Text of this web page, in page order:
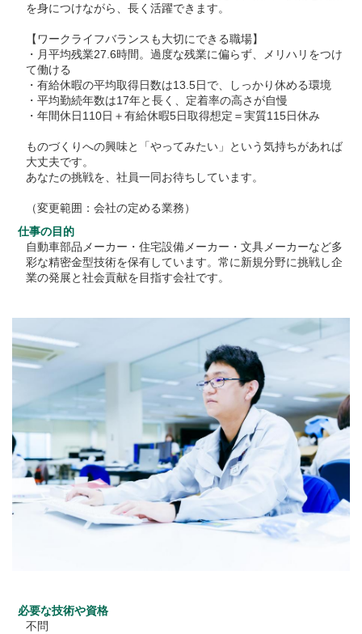
を身につけながら、長く活躍できます。
【ワークライフバランスも大切にできる職場】
・月平均残業27.6時間。過度な残業に偏らず、メリハリをつけ
て働ける
・有給休暇の平均取得日数は13.5日で、しっかり休める環境
・平均勤続年数は17年と長く、定着率の高さが自慢
・年間休日110日＋有給休暇5日取得想定＝実質115日休み
ものづくりへの興味と「やってみたい」という気持ちがあれば
大丈夫です。
あなたの挑戦を、社員一同お待ちしています。
（変更範囲：会社の定める業務）
仕事の目的
自動車部品メーカー・住宅設備メーカー・文具メーカーなど多
彩な精密金型技術を保有しています。常に新規分野に挑戦し企
業の発展と社会貢献を目指す会社です。
必要な技術や資格
不問